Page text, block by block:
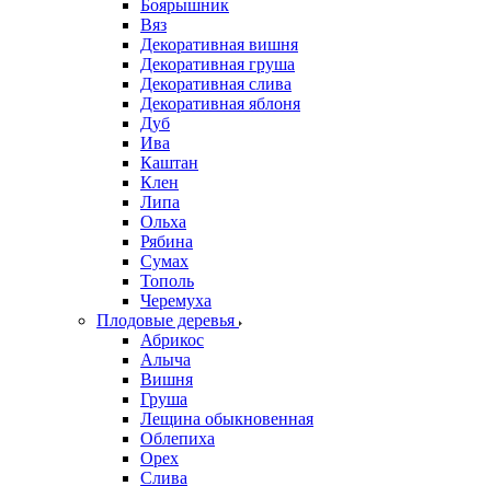
Боярышник
Вяз
Декоративная вишня
Декоративная груша
Декоративная слива
Декоративная яблоня
Дуб
Ива
Каштан
Клен
Липа
Ольха
Рябина
Сумах
Тополь
Черемуха
Плодовые деревья
Абрикос
Алыча
Вишня
Груша
Лещина обыкновенная
Облепиха
Орех
Слива